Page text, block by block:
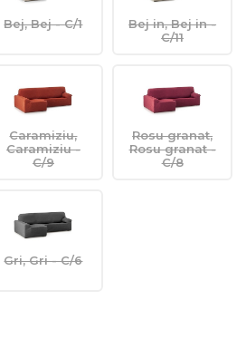
Bej, Bej - C/1
Bej in, Bej in -
C/11
Caramiziu,
Caramiziu -
C/9
Rosu granat,
Rosu granat -
C/8
Gri, Gri - C/6